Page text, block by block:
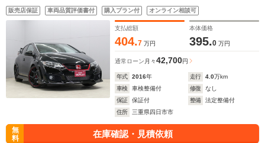
イト クルーズコントロール 純正19インチアルミホイール スマ
ートキー プッシュスタート 地デジTV Bluetooth ETC
販売店保証 車両品質評価書付 購入プラン付 オンライン相談可
支払総額
404.7 万円
本体価格
395.0 万円
通常ローン 月々42,700円
年式 2016年 走行 4.0万km
車検
車検整備付 修復
なし
保証
保証付 整備
法定整備付
住所
三重県四日市市
無
料
在庫確認・見積依頼